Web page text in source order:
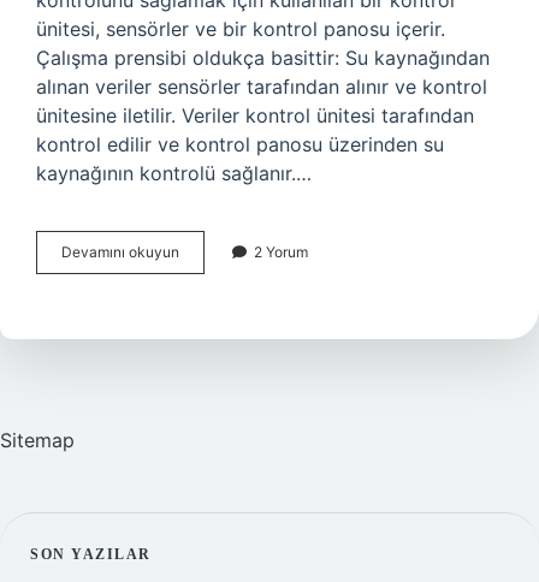
ünitesi, sensörler ve bir kontrol panosu içerir.
Çalışma prensibi oldukça basittir: Su kaynağından
alınan veriler sensörler tarafından alınır ve kontrol
ünitesine iletilir. Veriler kontrol ünitesi tarafından
kontrol edilir ve kontrol panosu üzerinden su
kaynağının kontrolü sağlanır.…
Devamını okuyun
nedir
yarar
2 Yorum
Sitemap
SIDEBAR
SON YAZILAR